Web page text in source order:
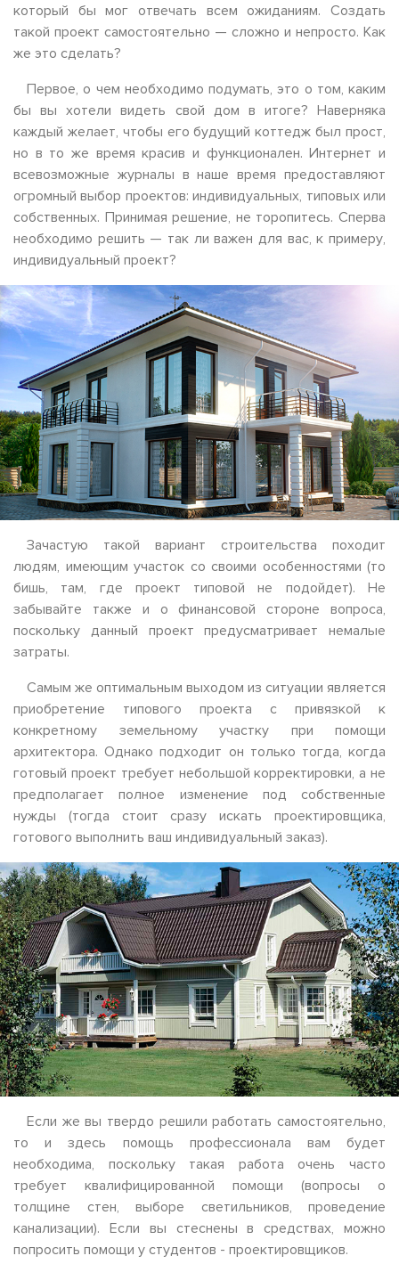
который бы мог отвечать всем ожиданиям. Создать
такой проект самостоятельно — сложно и непросто. Как
же это сделать?
Первое, о чем необходимо подумать, это о том, каким
бы вы хотели видеть свой дом в итоге? Наверняка
каждый желает, чтобы его будущий коттедж был прост,
но в то же время красив и функционален. Интернет и
всевозможные журналы в наше время предоставляют
огромный выбор проектов: индивидуальных, типовых или
собственных. Принимая решение, не торопитесь. Сперва
необходимо решить — так ли важен для вас, к примеру,
индивидуальный проект?
Зачастую такой вариант строительства походит
людям, имеющим участок со своими особенностями (то
бишь, там, где проект типовой не подойдет). Не
забывайте также и о финансовой стороне вопроса,
поскольку данный проект предусматривает немалые
затраты.
Самым же оптимальным выходом из ситуации является
приобретение типового проекта с привязкой к
конкретному земельному участку при помощи
архитектора. Однако подходит он только тогда, когда
готовый проект требует небольшой корректировки, а не
предполагает полное изменение под собственные
нужды (тогда стоит сразу искать проектировщика,
готового выполнить ваш индивидуальный заказ).
Если же вы твердо решили работать самостоятельно,
то и здесь помощь профессионала вам будет
необходима, поскольку такая работа очень часто
требует квалифицированной помощи (вопросы о
толщине стен, выборе светильников, проведение
канализации). Если вы стеснены в средствах, можно
попросить помощи у студентов - проектировщиков.